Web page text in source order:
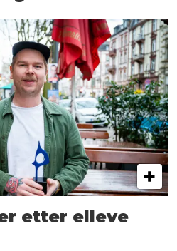
etter elleve